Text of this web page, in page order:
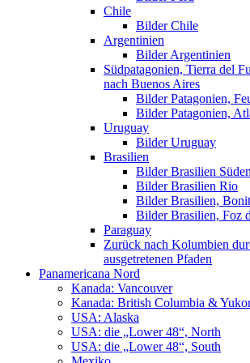
Chile
Bilder Chile
Argentinien
Bilder Argentinien
Südpatagonien, Tierra del
nach Buenos Aires
Bilder Patagonien,
Bilder Patagonien,
Uruguay
Bilder Uruguay
Brasilien
Bilder Brasilien Süden
Bilder Brasilien Rio
Bilder Brasilien,
Bilder Brasilien, Foz
Paraguay
Zurück nach Kolumbien
ausgetretenen Pfaden
Panamericana Nord
Kanada: Vancouver
Kanada: British Columbia &
USA: Alaska
USA: die „Lower 48“, North
USA: die „Lower 48“, South